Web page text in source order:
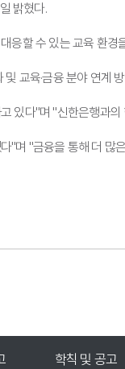
밝혔다.
응할 수 있는 교육 환
교육·금융 분야 연계
다"며 "신한은행과
며 "금융을 통해 더 많
입찰공고